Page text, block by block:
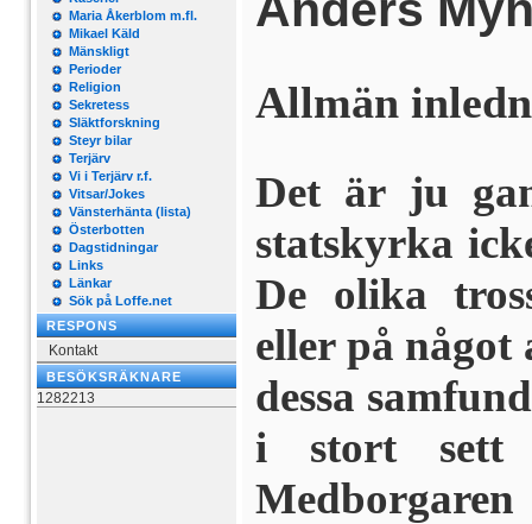
Maria Åkerblom m.fl.
Mikael Käld
Mänskligt
Perioder
Religion
Sekretess
Släktforskning
Steyr bilar
Terjärv
Vi i Terjärv r.f.
Vitsar/Jokes
Vänsterhänta (lista)
Österbotten
Dagstidningar
Links
Länkar
Sök på Loffe.net
RESPONS
Kontakt
BESÖKSRÄKNARE
1282213
Allmän
Det är ju
statskyrka
De olika
eller på något
dessa
i stort sett